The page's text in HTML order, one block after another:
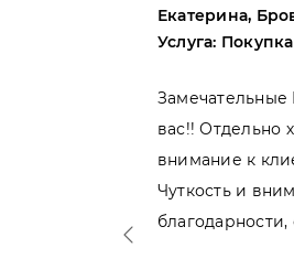
Екатерина,
Услуга:
вас!! Отдельно
внимание к
Чуткость и